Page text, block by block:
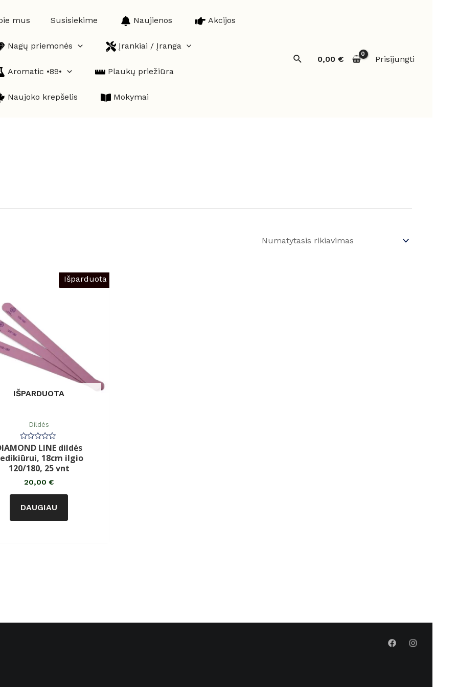
mus Susisiekime Naujienos Akcijos
Nagų priemonės Įrankiai / Įranga
Aromatic •89• Plaukų priežiūra
Naujoko krepšelis Mokymai
Paieška0,00 € Prisijungti
Išparduota
IŠPARDUOTA
Dildės
Įvertinimas:
0
iš
5
LINE dildės
18cm ilgio
120/180, 25 vnt
20,00 €
DAUGIAU